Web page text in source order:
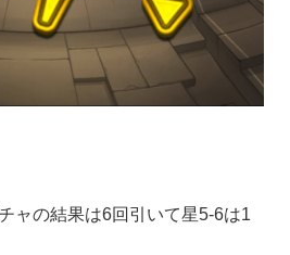
ャの結果は6回引いて星5-6は1